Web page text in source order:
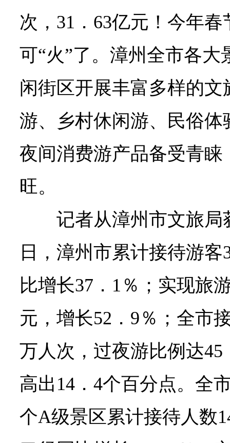
次，31．63亿元！今年
可“火”了。漳州全市各
闲街区开展丰富多样的
游、乡村休闲游、民俗
夜间消费游产品备受青
旺。
记者从漳州市文旅局
日，漳州市累计接待游客
比增长37．1％；实现旅
元，增长52．9％；全市
万人次，过夜游比例达
高出14．4个百分点。 全
个A级景区累计接待人数